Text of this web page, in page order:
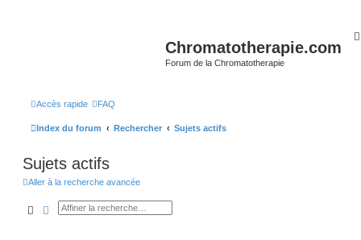
Chromatotherapie.com
Forum de la Chromatotherapie
Accès rapide FAQ
Index du forum Rechercher Sujets actifs
Sujets actifs
Aller à la recherche avancée
Rechercher
Recherche avancée